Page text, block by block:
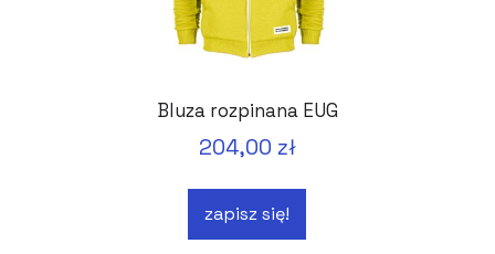
Bluza rozpinana EUG
204,00 zł
zapisz się!